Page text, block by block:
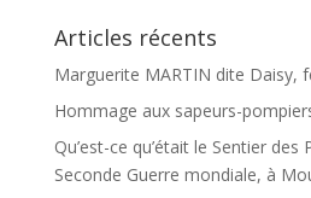
Articles récents
Marguerite MARTIN dite Daisy,
Hommage aux sapeurs-pompiers
Qu’est-ce qu’était le Sentier des
Seconde Guerre mondiale, à